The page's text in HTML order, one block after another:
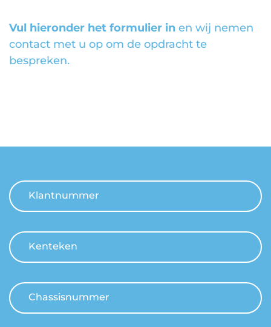
Vul hieronder het formulier in en wij nemen
contact met u op om de opdracht te
bespreken.
Klantnummer
Kenteken
Chassisnummer